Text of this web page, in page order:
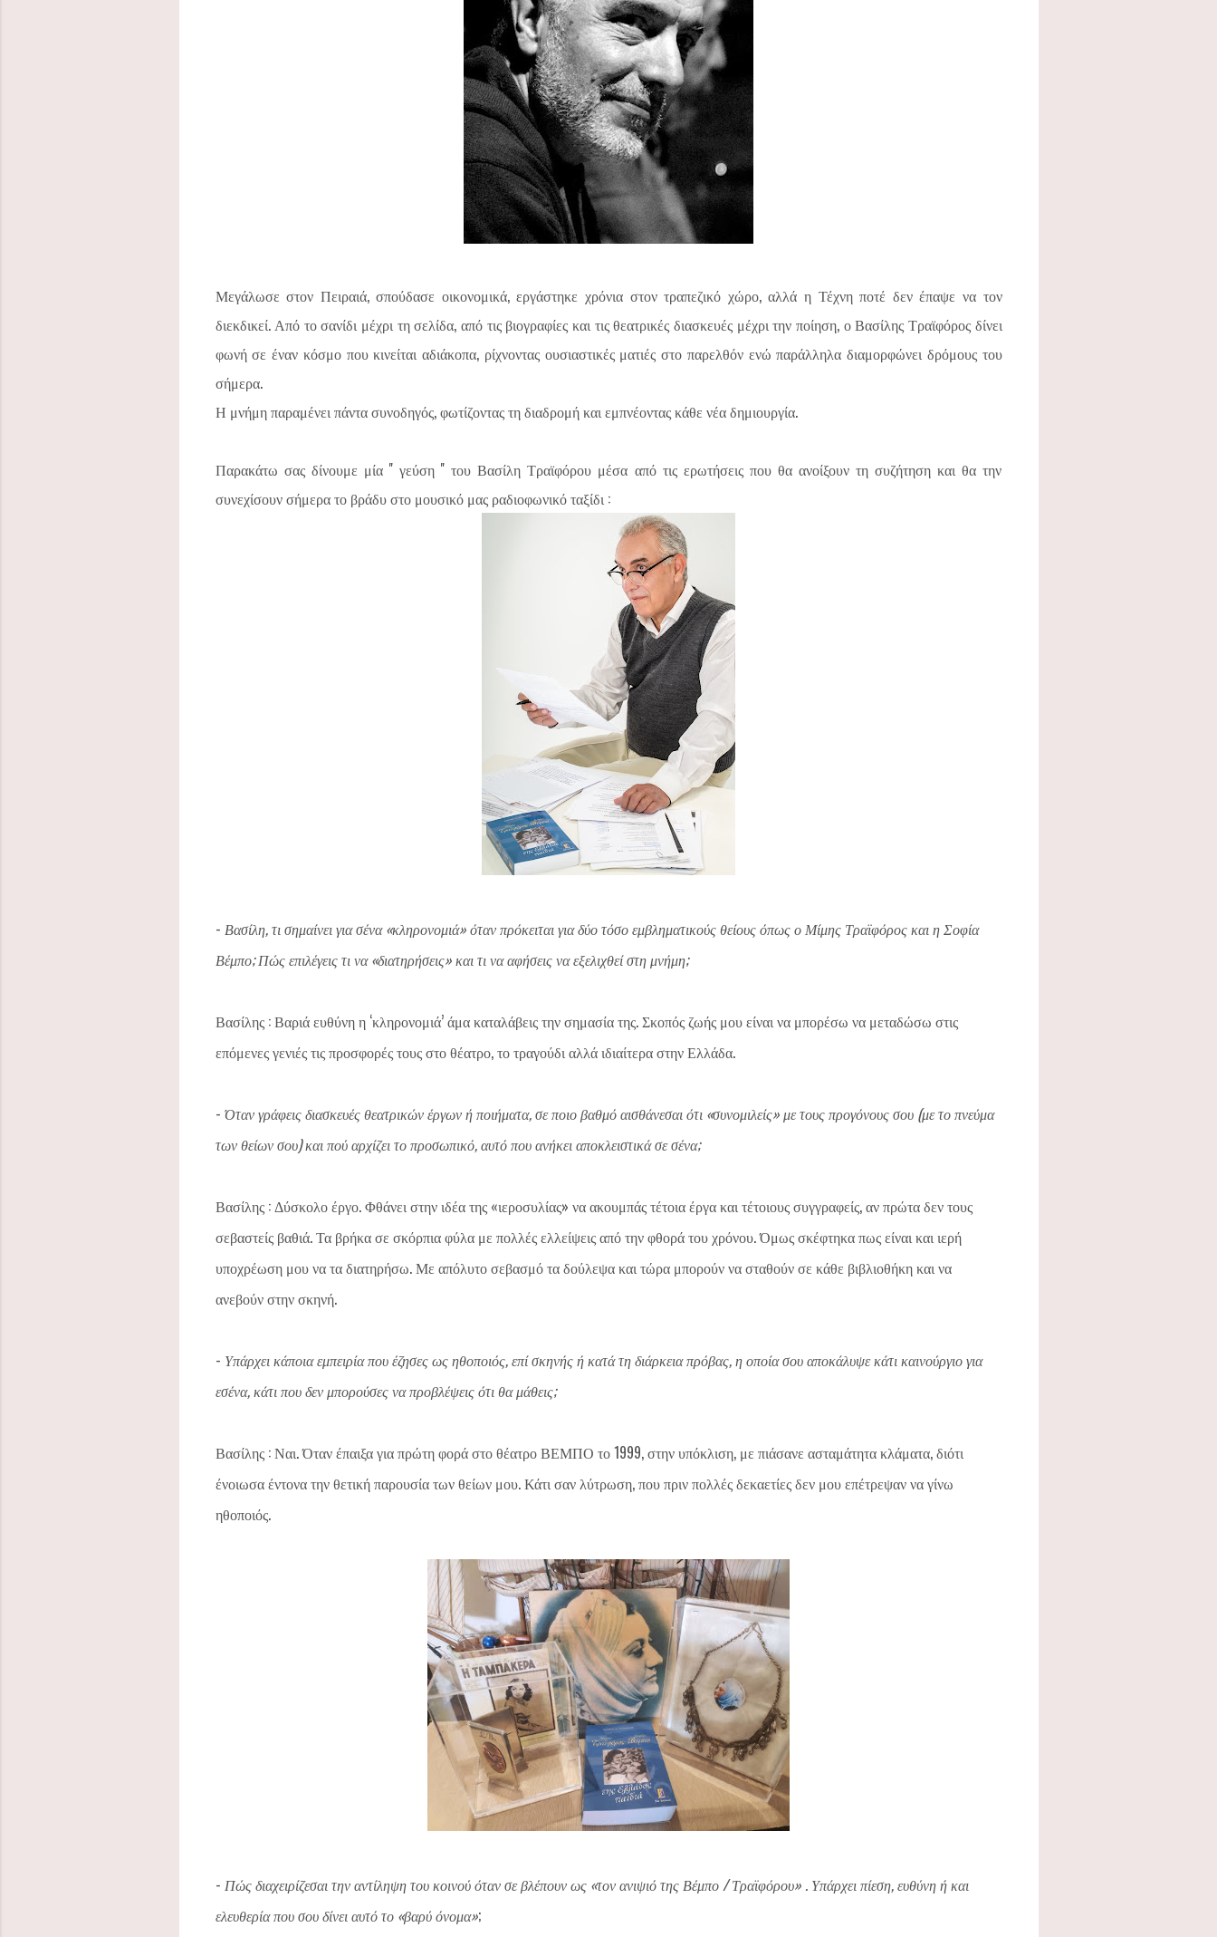
Μεγάλωσε στον Πειραιά, σπούδασε οικονομικά, εργάστηκε χρόνια στον τραπεζικό χώρο, αλλά η Τέχνη ποτέ δεν έπαψε να τον
διεκδικεί. Από το σανίδι μέχρι τη σελίδα, από τις βιογραφίες και τις θεατρικές διασκευές μέχρι την ποίηση, ο Βασίλης Τραϊφόρος δίνει
φωνή σε έναν κόσμο που κινείται αδιάκοπα, ρίχνοντας ουσιαστικές ματιές στο παρελθόν ενώ παράλληλα διαμορφώνει δρόμους του
σήμερα.
Η μνήμη παραμένει πάντα συνοδηγός, φωτίζοντας τη διαδρομή και εμπνέοντας κάθε νέα δημιουργία.
Παρακάτω σας δίνουμε μία '' γεύση '' του Βασίλη Τραϊφόρου μέσα από τις ερωτήσεις που θα ανοίξουν τη συζήτηση και θα την
συνεχίσουν σήμερα το βράδυ στο μουσικό μας ραδιοφωνικό ταξίδι :
- Βασίλη, τι σημαίνει για σένα «κληρονομιά» όταν πρόκειται για δύο τόσο εμβληματικούς θείους όπως ο Μίμης Τραϊφόρος και η Σοφία
Βέμπο; Πώς επιλέγεις τι να «διατηρήσεις» και τι να αφήσεις να εξελιχθεί στη μνήμη;
Βασίλης : Βαριά ευθύνη η ‘κληρονομιά’ άμα καταλάβεις την σημασία της. Σκοπός ζωής μου είναι να μπορέσω να μεταδώσω στις
επόμενες γενιές τις προσφορές τους στο θέατρο, το τραγούδι αλλά ιδιαίτερα στην Ελλάδα.
- Όταν γράφεις διασκευές θεατρικών έργων ή ποιήματα, σε ποιο βαθμό αισθάνεσαι ότι «συνομιλείς» με τους προγόνους σου (με το πνεύμα
των θείων σου) και πού αρχίζει το προσωπικό, αυτό που ανήκει αποκλειστικά σε σένα;
Βασίλης : Δύσκολο έργο. Φθάνει στην ιδέα της «ιεροσυλίας» να ακουμπάς τέτοια έργα και τέτοιους συγγραφείς, αν πρώτα δεν τους
σεβαστείς βαθιά. Τα βρήκα σε σκόρπια φύλα με πολλές ελλείψεις από την φθορά του χρόνου. Όμως σκέφτηκα πως είναι και ιερή
υποχρέωση μου να τα διατηρήσω. Με απόλυτο σεβασμό τα δούλεψα και τώρα μπορούν να σταθούν σε κάθε βιβλιοθήκη και να
ανεβούν στην σκηνή.
- Υπάρχει κάποια εμπειρία που έζησες ως ηθοποιός, επί σκηνής ή κατά τη διάρκεια πρόβας, η οποία σου αποκάλυψε κάτι καινούργιο για
εσένα, κάτι που δεν μπορούσες να προβλέψεις ότι θα μάθεις;
Βασίλης : Ναι. Όταν έπαιξα για πρώτη φορά στο θέατρο ΒΕΜΠΟ το 1999, στην υπόκλιση, με πιάσανε ασταμάτητα κλάματα, διότι
ένοιωσα έντονα την θετική παρουσία των θείων μου. Κάτι σαν λύτρωση, που πριν πολλές δεκαετίες δεν μου επέτρεψαν να γίνω
ηθοποιός.
- Πώς διαχειρίζεσαι την αντίληψη του κοινού όταν σε βλέπουν ως «τον ανιψιό της Βέμπο / Τραϊφόρου» . Υπάρχει πίεση, ευθύνη ή και
ελευθερία που σου δίνει αυτό το «βαρύ όνομα»;